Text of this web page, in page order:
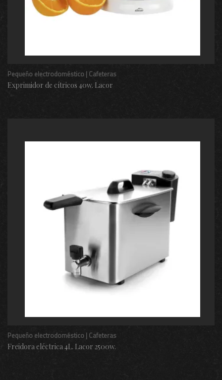
Pequeño electrodoméstico | Cafeteras
Exprimidor de cítricos 40w. Lacor
Pequeño electrodoméstico | Cafeteras
Freidora eléctrica 4L. Lacor 2500w.